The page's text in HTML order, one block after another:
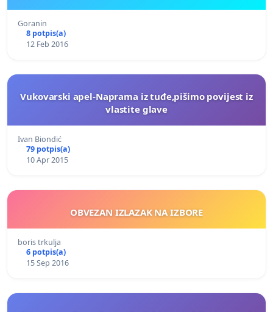
Goranin
8 potpis(a)
12 Feb 2016
Vukovarski apel-Naprama iz tuđe,pišimo povijest iz
vlastite glave
Ivan Biondić
79 potpis(a)
10 Apr 2015
OBVEZAN IZLAZAK NA IZBORE
boris trkulja
6 potpis(a)
15 Sep 2016